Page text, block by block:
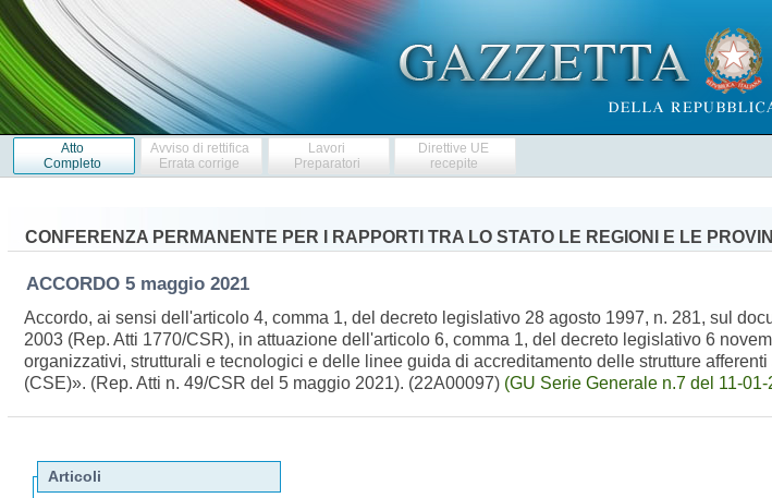
Atto
Completo
Avviso di rettifica
Errata corrige
Lavori
Preparatori
Direttive UE
recepite
CONFERENZA PERMANENTE PER I RAPPORTI TRA LO STATO LE REGIONI E LE
ACCORDO 5 maggio 2021
Accordo, ai sensi dell'articolo 4, comma 1, del decreto legislativo 28 agosto 1997, n. 281, sul
2003 (Rep. Atti 1770/CSR), in attuazione dell'articolo 6, comma 1, del decreto legislativo 6
organizzativi, strutturali e tecnologici e delle linee guida di accreditamento delle strutture
(CSE)». (Rep. Atti n. 49/CSR del 5 maggio 2021). (22A00097) (GU Serie Generale n.7 del 11-01-